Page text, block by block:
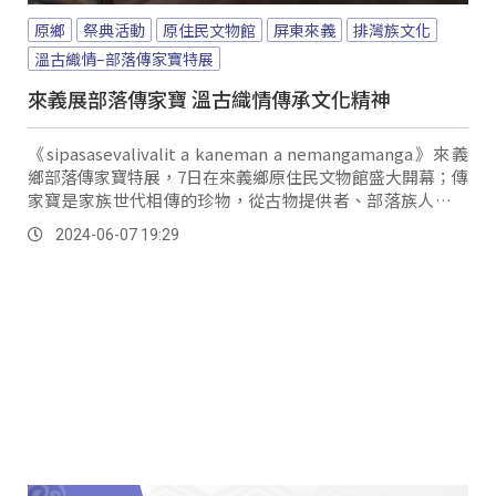
原鄉 祭典活動 原住民文物館 屏東來義
排灣族文化
溫古織情–部落傳家寶特展
來義展部落傳家寶 溫古織情傳承文化精神
《sipasasevalivalit a kaneman a nemangamanga》來義
鄉部落傳家寶特展，7日在來義鄉原住民文物館盛大開幕；傳
家寶是家族世代相傳的珍物，從古物提供者、部落族人口傳
記憶與文獻紀錄，可見證部落早期生活樣貌以及後來的社會
變遷與發展，期待透過特展表述更深更廣的在地歷史文化。
2024-06-07 19:29